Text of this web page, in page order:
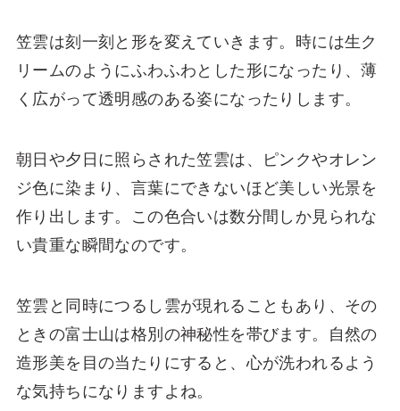
笠雲は刻一刻と形を変えていきます。時には生ク
リームのようにふわふわとした形になったり、薄
く広がって透明感のある姿になったりします。
朝日や夕日に照らされた笠雲は、ピンクやオレン
ジ色に染まり、言葉にできないほど美しい光景を
作り出します。この色合いは数分間しか見られな
い貴重な瞬間なのです。
笠雲と同時につるし雲が現れることもあり、その
ときの富士山は格別の神秘性を帯びます。自然の
造形美を目の当たりにすると、心が洗われるよう
な気持ちになりますよね。